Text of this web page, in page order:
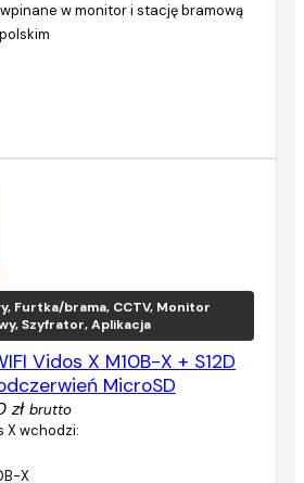
w monitor i stację bramową
Furtka/brama, CCTV, Monitor
Szyfrator, Aplikacja
Vidos X M10B-X + S12D
MicroSD
zł brutto
X wchodzi:
X